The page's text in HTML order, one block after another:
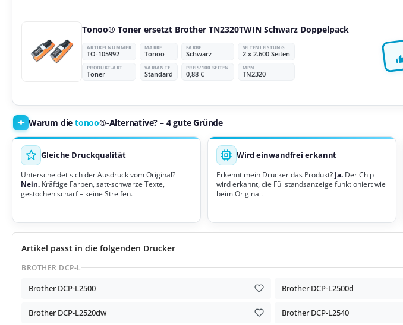
Tonoo® Toner ersetzt Brother TN2320TWIN Schwarz Doppelpack
ARTIKELNUMMER
TO-105992
MARKE
Tonoo
FARBE
Schwarz
SEITENLEISTUNG
2 x 2.600 Seiten
PRODUKT-ART
Toner
VARIANTE
Standard
PREIS/100 SEITEN
0,88 €
MPN
TN2320
Warum die tonoo®-Alternative? – 4 gute Gründe
Gleiche Druckqualität
Unterscheidet sich der Ausdruck vom Original?
Nein. Kräftige Farben, satt-schwarze Texte,
gestochen scharf – keine Streifen.
Wird einwandfrei erkannt
Erkennt mein Drucker das Produkt? Ja.Der Chip
wird erkannt, die Füllstandsanzeige funktioniert wie
beim Original.
Artikel passt in die folgenden Drucker
BROTHER DCP-L
Brother DCP-L2500 Brother DCP-L2500d
Brother DCP-L2520dw Brother DCP-L2540